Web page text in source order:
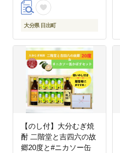
大分県 日出町
【のし付】大分むぎ焼
酎 二階堂と吉四六の故
郷20度と#ニカソー缶